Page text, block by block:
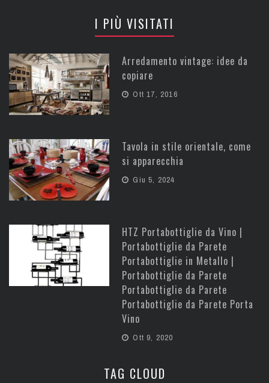
I PIÙ VISITATI
Arredamento vintage: idee da
copiare
Ott 17, 2016
Tavola in stile orientale, come
si apparecchia
Giu 5, 2024
HTZ Portabottiglie da Vino |
Portabottiglie da Parete
Portabottiglie in Metallo |
Portabottiglie da Parete
Portabottiglie da Parete
Portabottiglie da Parete Porta
Vino
Ott 9, 2020
TAG CLOUD